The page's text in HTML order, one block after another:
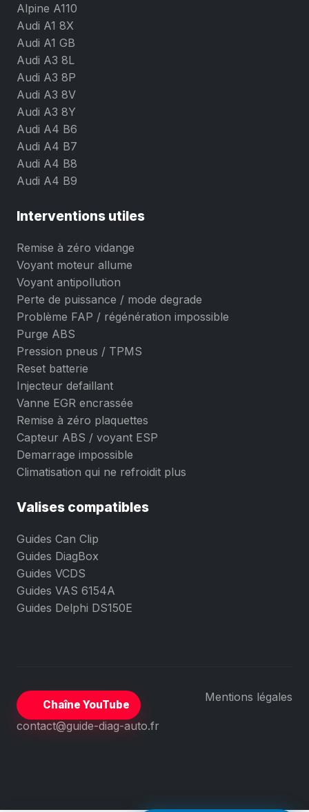
Alpine A110
Audi A1 8X
Audi A1 GB
Audi A3 8L
Audi A3 8P
Audi A3 8V
Audi A3 8Y
Audi A4 B6
Audi A4 B7
Audi A4 B8
Audi A4 B9
Interventions utiles
Remise à zéro vidange
Voyant moteur allume
Voyant antipollution
Perte de puissance / mode degrade
Problème FAP / régénération impossible
Purge ABS
Pression pneus / TPMS
Reset batterie
Injecteur defaillant
Vanne EGR encrassée
Remise à zéro plaquettes
Capteur ABS / voyant ESP
Demarrage impossible
Climatisation qui ne refroidit plus
Valises compatibles
Guides Can Clip
Guides DiagBox
Guides VCDS
Guides VAS 6154A
Guides Delphi DS150E
Chaîne YouTube
Mentions légales
contact@guide-diag-auto.fr